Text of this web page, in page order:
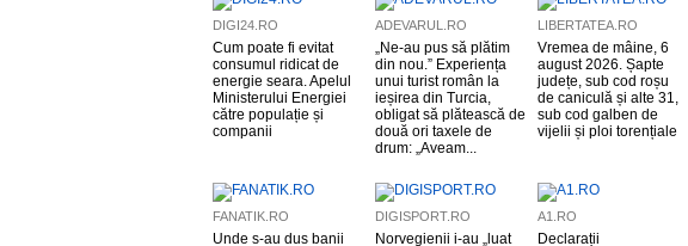
DIGI24.RO
Cum poate fi evitat
consumul ridicat de
energie seara. Apelul
Ministerului Energiei
către populație și
companii
ADEVARUL.RO
„Ne-au pus să plătim
din nou.” Experiența
unui turist român la
ieșirea din Turcia,
obligat să plătească de
două ori taxele de
drum: „Aveam...
LIBERTATEA.RO
Vremea de mâine, 6
august 2026. Șapte
județe, sub cod roșu
de caniculă și alte 31,
sub cod galben de
vijelii și ploi torențiale
FANATIK.RO
Unde s-au dus banii
DIGISPORT.RO
Norvegienii i-au „luat
A1.RO
Declarații